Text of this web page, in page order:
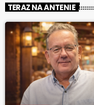
TERAZ NA ANTENIE